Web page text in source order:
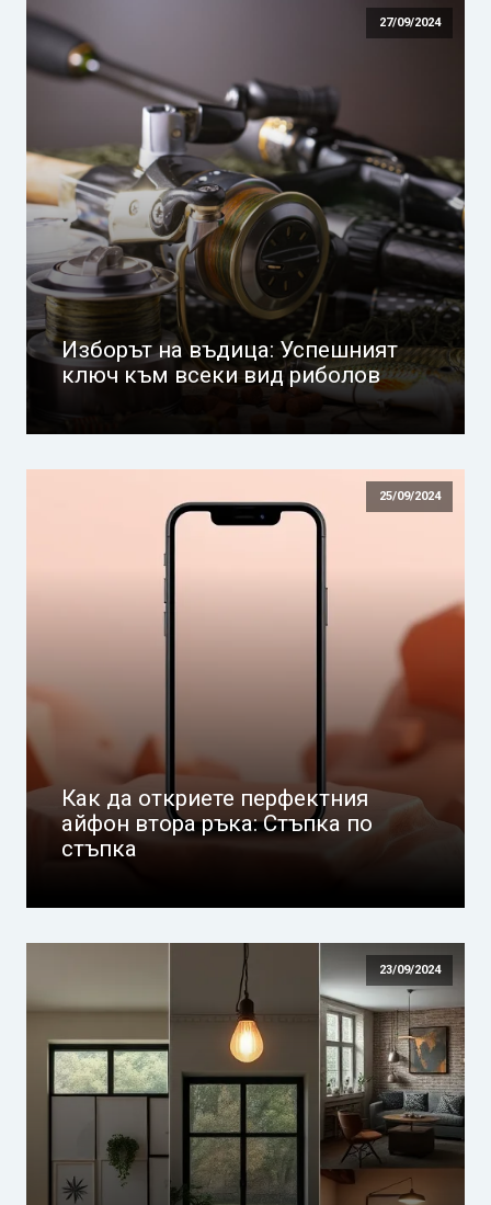
27/09/2024
Изборът на въдица: Успешният
ключ към всеки вид риболов
25/09/2024
Как да откриете перфектния
айфон втора ръка: Стъпка по
стъпка
23/09/2024